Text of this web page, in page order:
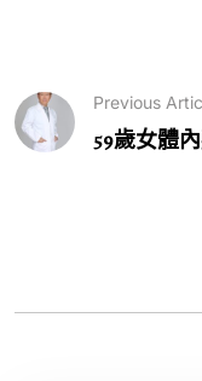
Previous
59歲女體